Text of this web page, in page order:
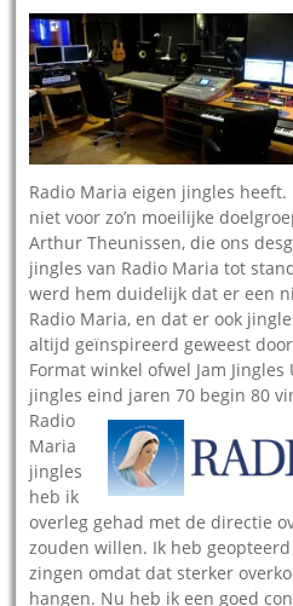
Radio Maria eigen jingles heeft.
niet voor zo’n moeilijke
Arthur Theunissen, die ons
jingles van Radio Maria tot
werd hem duidelijk dat er een
Radio Maria, en dat er ook
altijd geïnspireerd geweest
Format winkel ofwel Jam Jingles
jingles eind jaren 70 begin 80
Radio
Maria
jingles
heb ik
overleg gehad met de directie
zouden willen. Ik heb
zingen omdat dat sterker
hangen. Nu heb ik een goed